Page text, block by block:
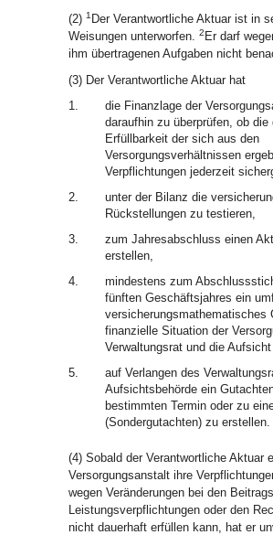
(2) 1 Der Verantwortliche Aktuar ist in
Weisungen unterworfen. 2 Er darf
ihm übertragenen Aufgaben nicht
(3) Der Verantwortliche Aktuar hat
1.
die Finanzlage der
daraufhin zu überprüfen, ob die
Erfüllbarkeit der sich aus den
Versorgungsverhältnissen
Verpflichtungen jederzeit
2.
unter der Bilanz die
Rückstellungen zu testieren,
3.
zum Jahresabschluss einen
erstellen,
4.
mindestens zum
fünften Geschäftsjahres ein
versicherungsmathematisches
finanzielle Situation der
Verwaltungsrat und die
5.
auf Verlangen des
Aufsichtsbehörde ein
bestimmten Termin oder zu
(Sondergutachten) zu erstellen.
(4) Sobald der Verantwortliche Aktuar
Versorgungsanstalt ihre
wegen Veränderungen bei den
Leistungsverpflichtungen oder den
nicht dauerhaft erfüllen kann, hat er